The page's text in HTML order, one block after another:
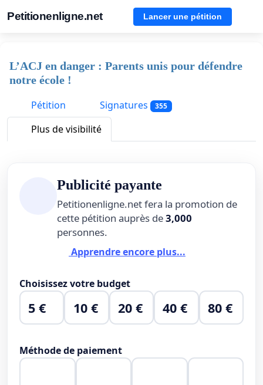
Petitionenligne.net Lancer une pétition
L’ACJ en danger : Parents unis pour défendre
notre école !
Pétition
Signatures 355
Plus de visibilité
Publicité payante
Petitionenligne.net fera la promotion de
cette pétition auprès de3,000
personnes.
Apprendre encore plus...
Choisissez votre budget
5 € 10 € 20 € 40 € 80 €
Méthode de paiement